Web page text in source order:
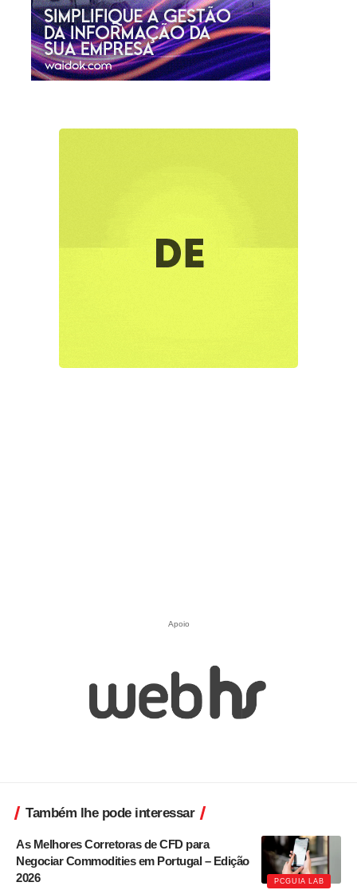
Apoio
Também lhe pode interessar
PCGUIA LAB
As Melhores Corretoras de CFD para
Negociar Commodities em Portugal – Edição
2026